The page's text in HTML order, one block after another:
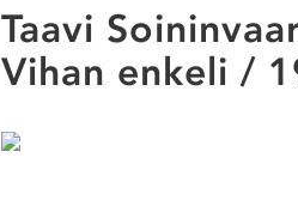
Taavi
Vihan enkeli /